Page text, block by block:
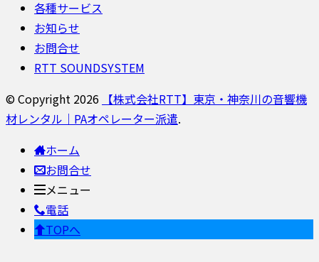
各種サービス
お知らせ
お問合せ
RTT SOUNDSYSTEM
© Copyright 2026 【株式会社RTT】東京・神奈川の音響機
材レンタル｜PAオペレーター派遣.
ホーム
お問合せ
メニュー
電話
TOPへ